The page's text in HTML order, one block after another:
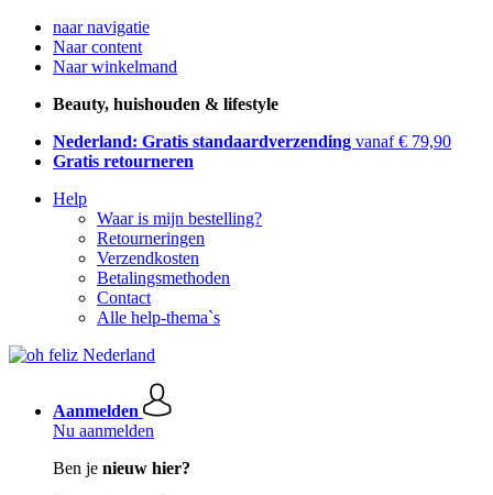
naar navigatie
Naar content
Naar winkelmand
Beauty, huishouden & lifestyle
Nederland: Gratis standaardverzending vanaf € 79,90
Gratis retourneren
Help
Waar is mijn bestelling?
Retourneringen
Verzendkosten
Betalingsmethoden
Contact
Alle help-thema`s
Aanmelden
Nu aanmelden
Ben je nieuw hier?